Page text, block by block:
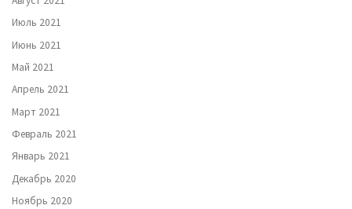
Июль 2021
Июнь 2021
Май 2021
Апрель 2021
Март 2021
Февраль 2021
Январь 2021
Декабрь 2020
Ноябрь 2020